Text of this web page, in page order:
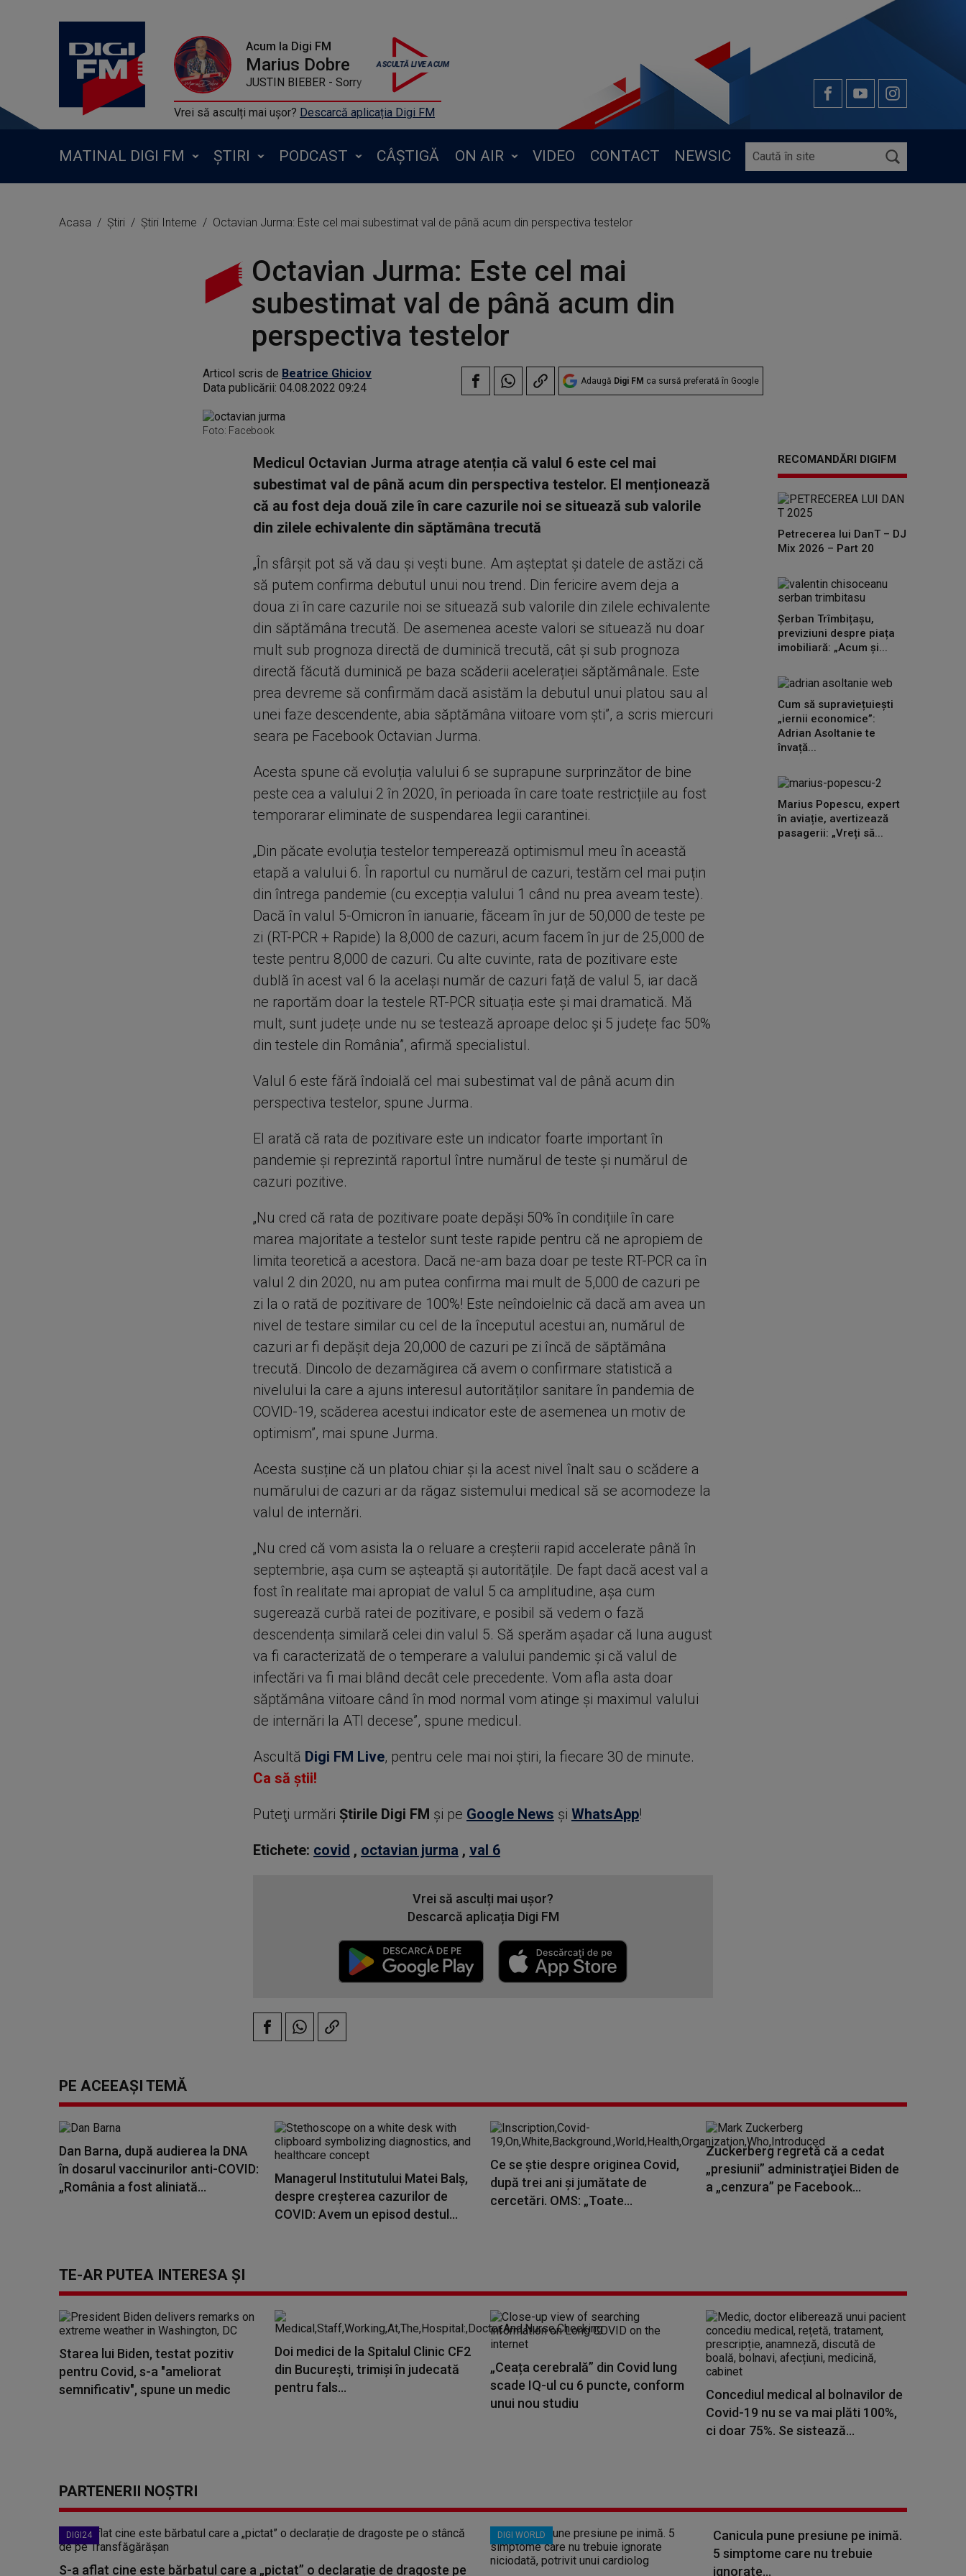
Acum la Digi FM
Marius Dobre
JUSTIN BIEBER - Sorry
Vrei să asculți mai ușor? Descarcă aplicația Digi FM
MATINAL DIGI FM ȘTIRI PODCAST CÂȘTIGĂ ON AIR VIDEO CONTACT NEWSIC
Acasa Știri Știri Interne Octavian Jurma: Este cel mai subestimat val de până acum din perspectiva testelor
Octavian Jurma: Este cel mai
subestimat val de până acum din
perspectiva testelor
Articol scris de Beatrice Ghiciov
Data publicării: 04.08.2022 09:24 Adaugă Digi FM ca sursă preferată în Google
Foto: Facebook
Medicul Octavian Jurma atrage atenția că valul 6 este cel mai
subestimat val de până acum din perspectiva testelor. El menționează
că au fost deja două zile în care cazurile noi se situează sub valorile
din zilele echivalente din săptămâna trecută
„În sfârșit pot să vă dau și vești bune. Am așteptat și datele de astăzi că
să putem confirma debutul unui nou trend. Din fericire avem deja a
doua zi în care cazurile noi se situează sub valorile din zilele echivalente
din săptămâna trecută. De asemenea aceste valori se situează nu doar
mult sub prognoza directă de duminică trecută, cât și sub prognoza
directă făcută duminică pe baza scăderii acelerației săptămânale. Este
prea devreme să confirmăm dacă asistăm la debutul unui platou sau al
unei faze descendente, abia săptămâna viitoare vom ști”, a scris miercuri
seara pe Facebook Octavian Jurma.
Acesta spune că evoluția valului 6 se suprapune surprinzător de bine
peste cea a valului 2 în 2020, în perioada în care toate restricțiile au fost
temporarar eliminate de suspendarea legii carantinei.
„Din păcate evoluția testelor temperează optimismul meu în această
etapă a valului 6. În raportul cu numărul de cazuri, testăm cel mai puțin
din întrega pandemie (cu excepția valului 1 când nu prea aveam teste).
Dacă în valul 5-Omicron în ianuarie, făceam în jur de 50,000 de teste pe
zi (RT-PCR + Rapide) la 8,000 de cazuri, acum facem în jur de 25,000 de
teste pentru 8,000 de cazuri. Cu alte cuvinte, rata de pozitivare este
dublă în acest val 6 la același număr de cazuri față de valul 5, iar dacă
ne raportăm doar la testele RT-PCR situația este și mai dramatică. Mă
mult, sunt județe unde nu se testează aproape deloc și 5 județe fac 50%
din testele din România”, afirmă specialistul.
Valul 6 este fără îndoială cel mai subestimat val de până acum din
perspectiva testelor, spune Jurma.
El arată că rata de pozitivare este un indicator foarte important în
pandemie și reprezintă raportul între numărul de teste și numărul de
cazuri pozitive.
„Nu cred că rata de pozitivare poate depăși 50% în condițiile în care
marea majoritate a testelor sunt teste rapide pentru că ne apropiem de
limita teoretică a acestora. Dacă ne-am baza doar pe teste RT-PCR ca în
valul 2 din 2020, nu am putea confirma mai mult de 5,000 de cazuri pe
zi la o rată de pozitivare de 100%! Este neîndoielnic că dacă am avea un
nivel de testare similar cu cel de la începutul acestui an, numărul de
cazuri ar fi depășit deja 20,000 de cazuri pe zi încă de săptămâna
trecută. Dincolo de dezamăgirea că avem o confirmare statistică a
nivelului la care a ajuns interesul autorităților sanitare în pandemia de
COVID-19, scăderea acestui indicator este de asemenea un motiv de
optimism”, mai spune Jurma.
Acesta susține că un platou chiar și la acest nivel înalt sau o scădere a
numărului de cazuri ar da răgaz sistemului medical să se acomodeze la
valul de internări.
„Nu cred că vom asista la o reluare a creșterii rapid accelerate până în
septembrie, așa cum se așteaptă și autoritățile. De fapt dacă acest val a
fost în realitate mai apropiat de valul 5 ca amplitudine, așa cum
sugerează curbă ratei de pozitivare, e posibil să vedem o fază
descendența similară celei din valul 5. Să sperăm așadar că luna august
va fi caracterizată de o temperare a valului pandemic și că valul de
infectări va fi mai blând decât cele precedente. Vom afla asta doar
săptămâna viitoare când în mod normal vom atinge și maximul valului
de internări la ATI decese”, spune medicul.
Ascultă Digi FM Live, pentru cele mai noi știri, la fiecare 30 de minute.
Ca să știi!
Puteţi urmări Știrile Digi FM şi pe Google News şi WhatsApp!
Etichete: covid , octavian jurma , val 6
Vrei să asculți mai ușor?
Descarcă aplicația Digi FM
RECOMANDĂRI DIGIFM
Petrecerea lui DanT – DJ
Mix 2026 – Part 20
Șerban Trîmbițașu,
previziuni despre piața
imobiliară: „Acum și...
Cum să supraviețuiești
„iernii economice”:
Adrian Asoltanie te
învață...
Marius Popescu, expert
în aviație, avertizează
pasagerii: „Vreți să...
PE ACEEAȘI TEMĂ
Dan Barna, după audierea la DNA
în dosarul vaccinurilor anti-COVID:
„România a fost aliniată...
Managerul Institutului Matei Balş,
despre creşterea cazurilor de
COVID: Avem un episod destul...
Ce se știe despre originea Covid,
după trei ani și jumătate de
cercetări. OMS: „Toate...
Zuckerberg regretă că a cedat
„presiunii” administraţiei Biden de
a „cenzura” pe Facebook...
TE-AR PUTEA INTERESA ȘI
Starea lui Biden, testat pozitiv
pentru Covid, s-a "ameliorat
semnificativ", spune un medic
Doi medici de la Spitalul Clinic CF2
din Bucureşti, trimiși în judecată
pentru fals...
„Ceața cerebrală” din Covid lung
scade IQ-ul cu 6 puncte, conform
unui nou studiu
Concediul medical al bolnavilor de
Covid-19 nu se va mai plăti 100%,
ci doar 75%. Se sistează...
PARTENERII NOȘTRI
DIGI24
S-a aflat cine este bărbatul care a „pictat” o declarație de dragoste pe
DIGI WORLD
Canicula pune presiune pe inimă.
5 simptome care nu trebuie
ignorate...